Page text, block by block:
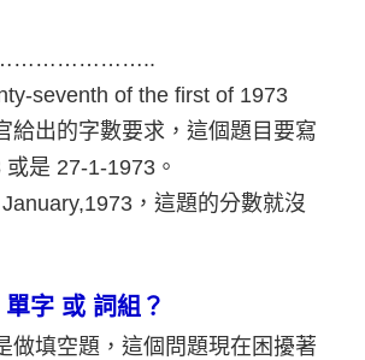
…………………..
of the first of 1973
給出的字數要求，這個題目要寫
是 27‐1‐1973。
，這題的分數就沒
單字 或 詞組？
做填空題，這個問題現在困擾著